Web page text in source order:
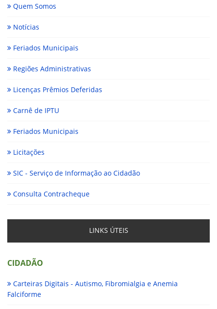
Quem Somos
Notícias
Feriados Municipais
Regiões Administrativas
Licenças Prêmios Deferidas
Carnê de IPTU
Feriados Municipais
Licitações
SIC - Serviço de Informação ao Cidadão
Consulta Contracheque
LINKS ÚTEIS
CIDADÃO
Carteiras Digitais - Autismo, Fibromialgia e Anemia
Falciforme